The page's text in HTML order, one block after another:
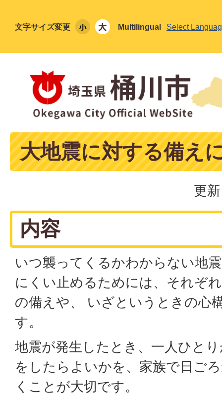
文字サイズ変更 Multilingual Select
大地震に対する備え
更
内容
いつ襲ってくるかわからない地
にくい止めるためには、それぞ
の備えや、 いざというときの心
す。
地震が発生したとき、一人ひと
をしたらよいかを、家族で日ご
くことが大切です。